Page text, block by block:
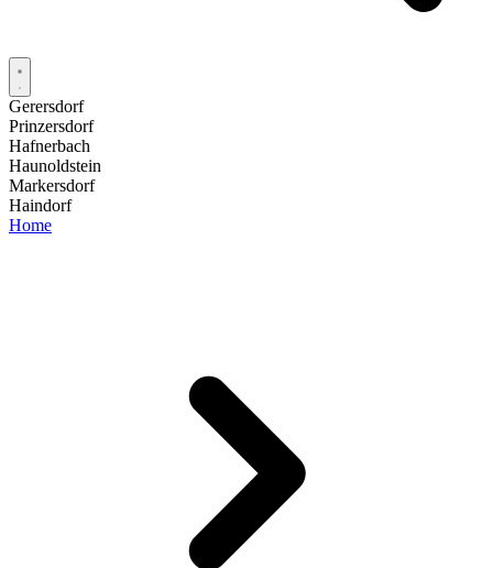
Gerersdorf
Prinzersdorf
Hafnerbach
Haunoldstein
Markersdorf
Haindorf
Home